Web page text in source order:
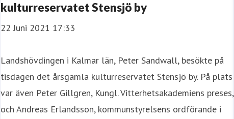
kulturreservatet Stensjö by
22 Juni 2021 17:33
Landshövdingen i Kalmar län, Peter Sandwall, besökte på
tisdagen det årsgamla kulturreservatet Stensjö by. På plats
var även Peter Gillgren, Kungl. Vitterhetsakademiens preses,
och Andreas Erlandsson, kommunstyrelsens ordförande i